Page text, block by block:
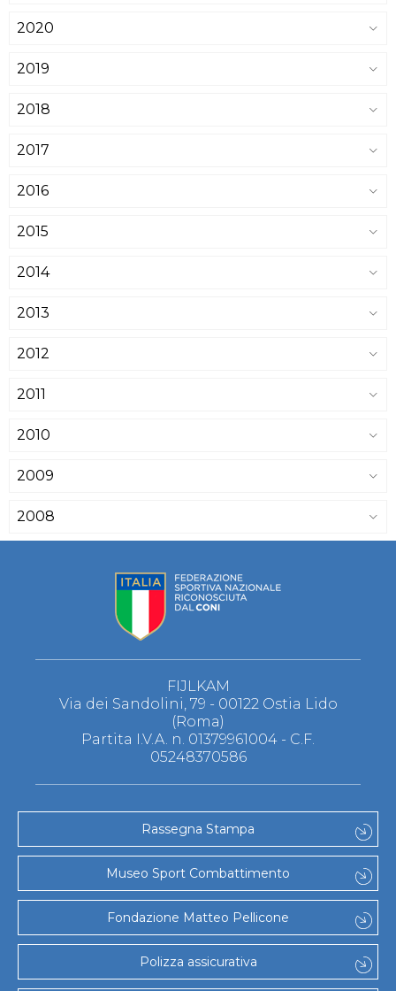
2020
2019
2018
2017
2016
2015
2014
2013
2012
2011
2010
2009
2008
FIJLKAM
Via dei Sandolini, 79 - 00122 Ostia Lido
(Roma)
Partita I.V.A. n. 01379961004 - C.F.
05248370586
Rassegna Stampa
Museo Sport Combattimento
Fondazione Matteo Pellicone
Polizza assicurativa